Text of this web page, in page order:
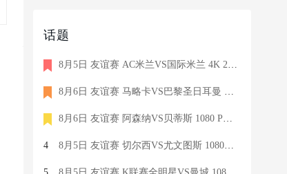
话题
8月5日 友谊赛 AC米兰VS国际米兰 4K 2160P 荷语 ZIGGO HD 19G TS
8月6日 友谊赛 马略卡VS巴黎圣日耳曼 1080 SKY 德语 6.9G TS
8月6日 友谊赛 阿森纳VS贝蒂斯 1080 PRE 英语 9.1G TS
4 8月5日 友谊赛 切尔西VS尤文图斯 1080P 国语 MIGU HD 6.9G MP4